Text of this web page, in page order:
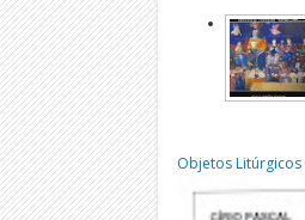
Objetos Litúrgicos